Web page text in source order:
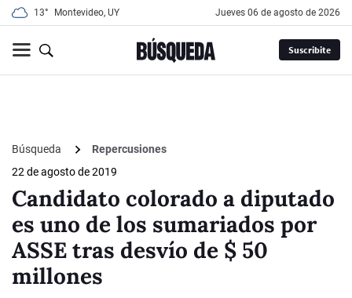
13° Montevideo, UY jueves 06 de agosto de 2026
Suscribite
Búsqueda
Repercusiones
22 de agosto de 2019
Candidato colorado a diputado
es uno de los sumariados por
ASSE tras desvío de $ 50
millones